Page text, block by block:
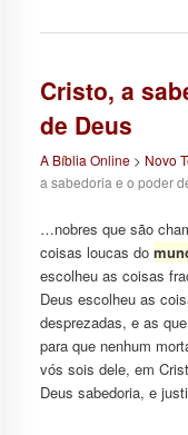
Cristo, a
de Deus
A Bíblia Online> Novo
a sabedoria e o poder
…nobres que são
coisas loucas do
escolheu as coisas
Deus escolheu as
desprezadas, e as
para que nenhum
vós sois dele, em
Deus sabedoria, e